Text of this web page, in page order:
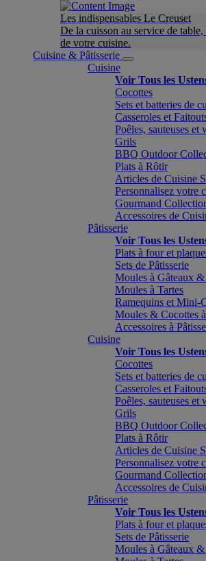
Les indispensables Le Creuset
De la cuisson au service de
de votre cuisine.
Cuisine & Pâtisserie
Cuisine
Voir Tous les
Cocottes
Sets et batteries de
Casseroles et
Poêles, sauteuses et
Grils
BBQ Outdoor
Plats à Rôtir
Articles de Cuisine
Personnalisez votre
Gourmand
Accessoires de
Pâtisserie
Voir Tous les
Plats à four et
Sets de Pâtisserie
Moules à Gâteaux
Moules à Tartes
Ramequins et Mini-
Moules & Cocottes
Accessoires à
Cuisine
Voir Tous les
Cocottes
Sets et batteries de
Casseroles et
Poêles, sauteuses et
Grils
BBQ Outdoor
Plats à Rôtir
Articles de Cuisine
Personnalisez votre
Gourmand
Accessoires de
Pâtisserie
Voir Tous les
Plats à four et
Sets de Pâtisserie
Moules à Gâteaux